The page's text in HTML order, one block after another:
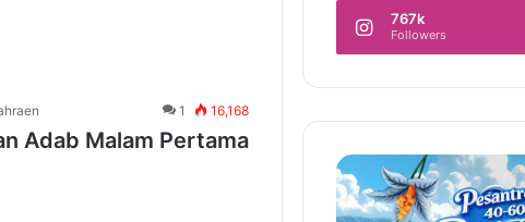
1 16,168
Adab Malam Pertama
767k
Followers